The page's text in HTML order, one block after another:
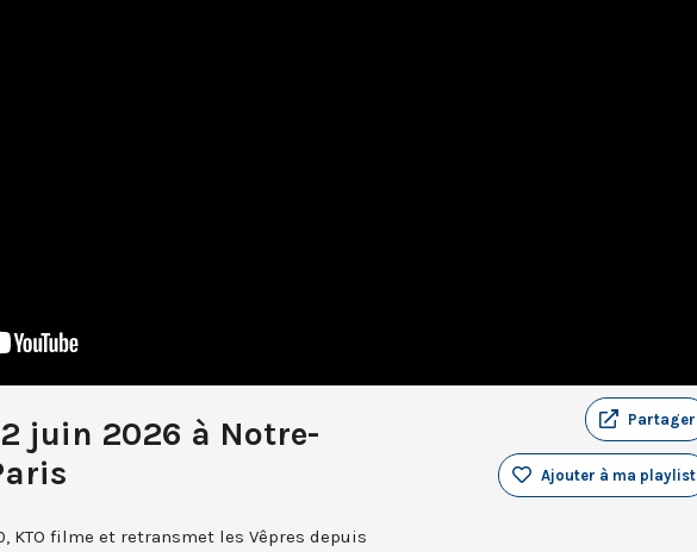
juin 2026 à Notre-
Partager
Ajouter à ma playlist
KTO filme et retransmet les Vêpres depuis